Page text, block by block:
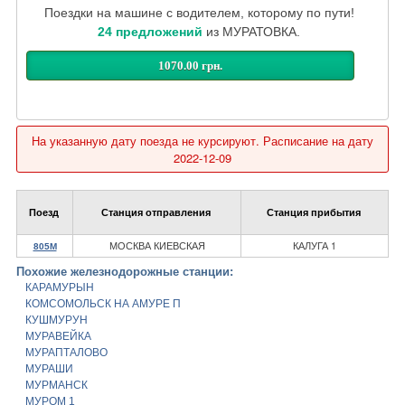
Поездки на машине с водителем, которому по пути!
24 предложений из МУРАТОВКА.
1070.00 грн.
На указанную дату поезда не курсируют. Расписание на дату
2022-12-09
Поезд Станция отправления Станция прибытия
805М МОСКВА КИЕВСКАЯ КАЛУГА 1
Похожие железнодорожные станции:
КАРАМУРЫН
КОМСОМОЛЬСК НА АМУРЕ П
КУШМУРУН
МУРАВЕЙКА
МУРАПТАЛОВО
МУРАШИ
МУРМАНСК
МУРОМ 1